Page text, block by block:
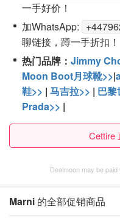
一手好价！
加WhatsApp:
聊链接，蹲一手折扣！
热门品牌： Jimmy
Moon Boot月球靴>>|
鞋>> | 马吉拉>> | 巴黎
Prada>> |
Cettire
Dealmoon may be
Marni 的全部促销商品